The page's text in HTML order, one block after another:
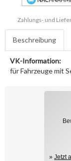
Zahlungs- und
Beschreibung
VK-Information:
für Fahrzeuge mit
» Jetzt